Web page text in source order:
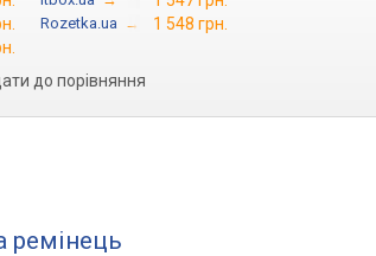
Rozetka.ua → 1 548 грн.
до порівняння
ремінець